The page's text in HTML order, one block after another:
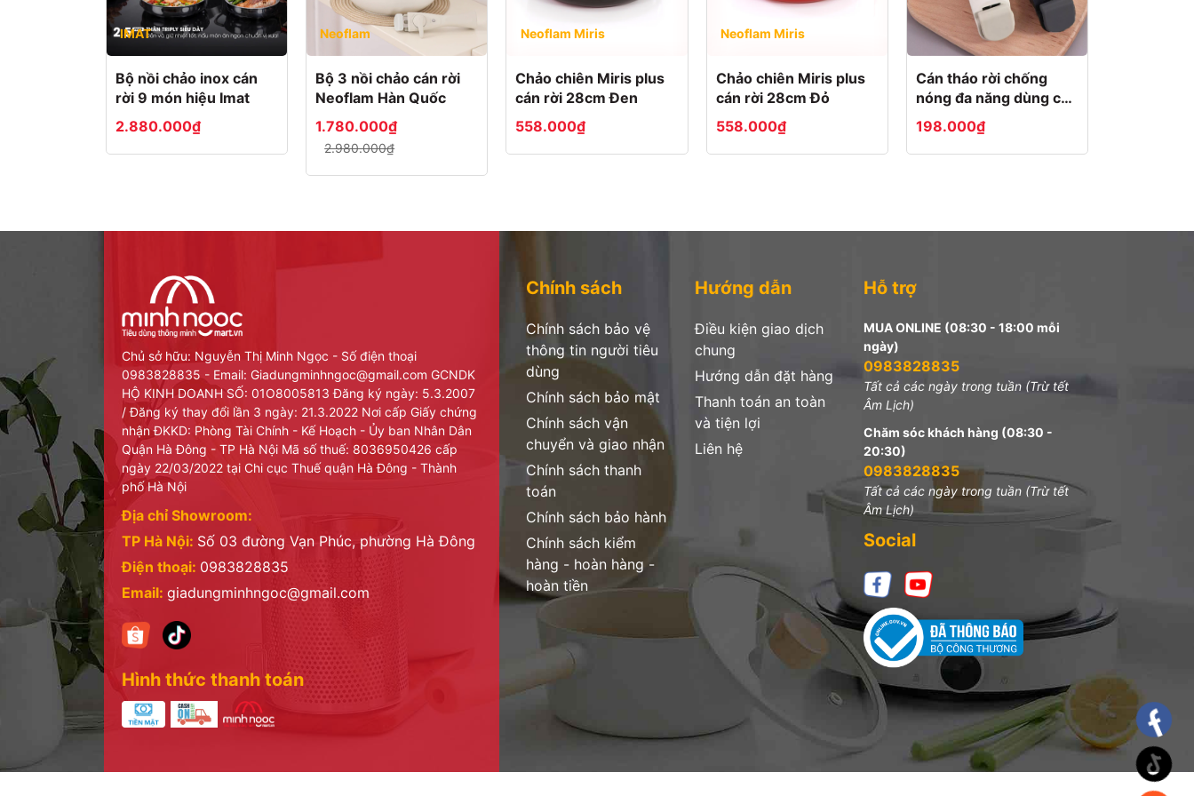
Để đậy kín chảo Miris để giữ thức ăn nóng trên bàn
Vung đậy khi chiên nhỏ lửa sẽ giữ nhiệt làm cho thực phẩm mau chín hơn, ngon hơn.
IMAT
Bộ nồi chảo inox cán
rời 9 món hiệu Imat
2.880.000₫
Neoflam
Bộ 3 nồi chảo cán rời
Neoflam Hàn Quốc
1.780.000₫
2.980.000₫
Neoflam Miris
Chảo chiên Miris plus
cán rời 28cm Đen
558.000₫
Neoflam Miris
Chảo chiên Miris plus
cán rời 28cm Đỏ
558.000₫
Cán tháo rời chống
nóng đa năng dùng cho
nồi, chảo, thố bát
198.000₫
Chủ sở hữu: Nguyễn Thị Minh Ngọc - Số điện thoại
0983828835 - Email: Giadungminhngoc@gmail.com GCNDK
HỘ KINH DOANH SỐ: 01O8005813 Đăng ký ngày: 5.3.2007
/ Đăng ký thay đổi lần 3 ngày: 21.3.2022 Nơi cấp Giấy chứng
nhận ĐKKD: Phòng Tài Chính - Kế Hoạch - Ủy ban Nhân Dân
Quận Hà Đông - TP Hà Nội Mã số thuế: 8036950426 cấp
ngày 22/03/2022 tại Chi cục Thuế quận Hà Đông - Thành
phố Hà Nội
Địa chỉ Showroom:
TP Hà Nội: Số 03 đường Vạn Phúc, phường Hà Đông
Điện thoại: 0983828835
Email: giadungminhngoc@gmail.com
Hình thức thanh toán
Chính sách
Chính sách bảo vệ
thông tin người tiêu
dùng
Chính sách bảo mật
Chính sách vận
chuyển và giao nhận
Chính sách thanh
toán
Chính sách bảo hành
Chính sách kiểm
hàng - hoàn hàng -
hoàn tiền
Hướng dẫn
Điều kiện giao dịch
chung
Hướng dẫn đặt hàng
Thanh toán an toàn
và tiện lợi
Liên hệ
Hỗ trợ
MUA ONLINE (08:30 - 18:00 mỗi
ngày)
0983828835
Tất cả các ngày trong tuần (Trừ tết
Âm Lịch)
Chăm sóc khách hàng (08:30 -
20:30)
0983828835
Tất cả các ngày trong tuần (Trừ tết
Âm Lịch)
Social